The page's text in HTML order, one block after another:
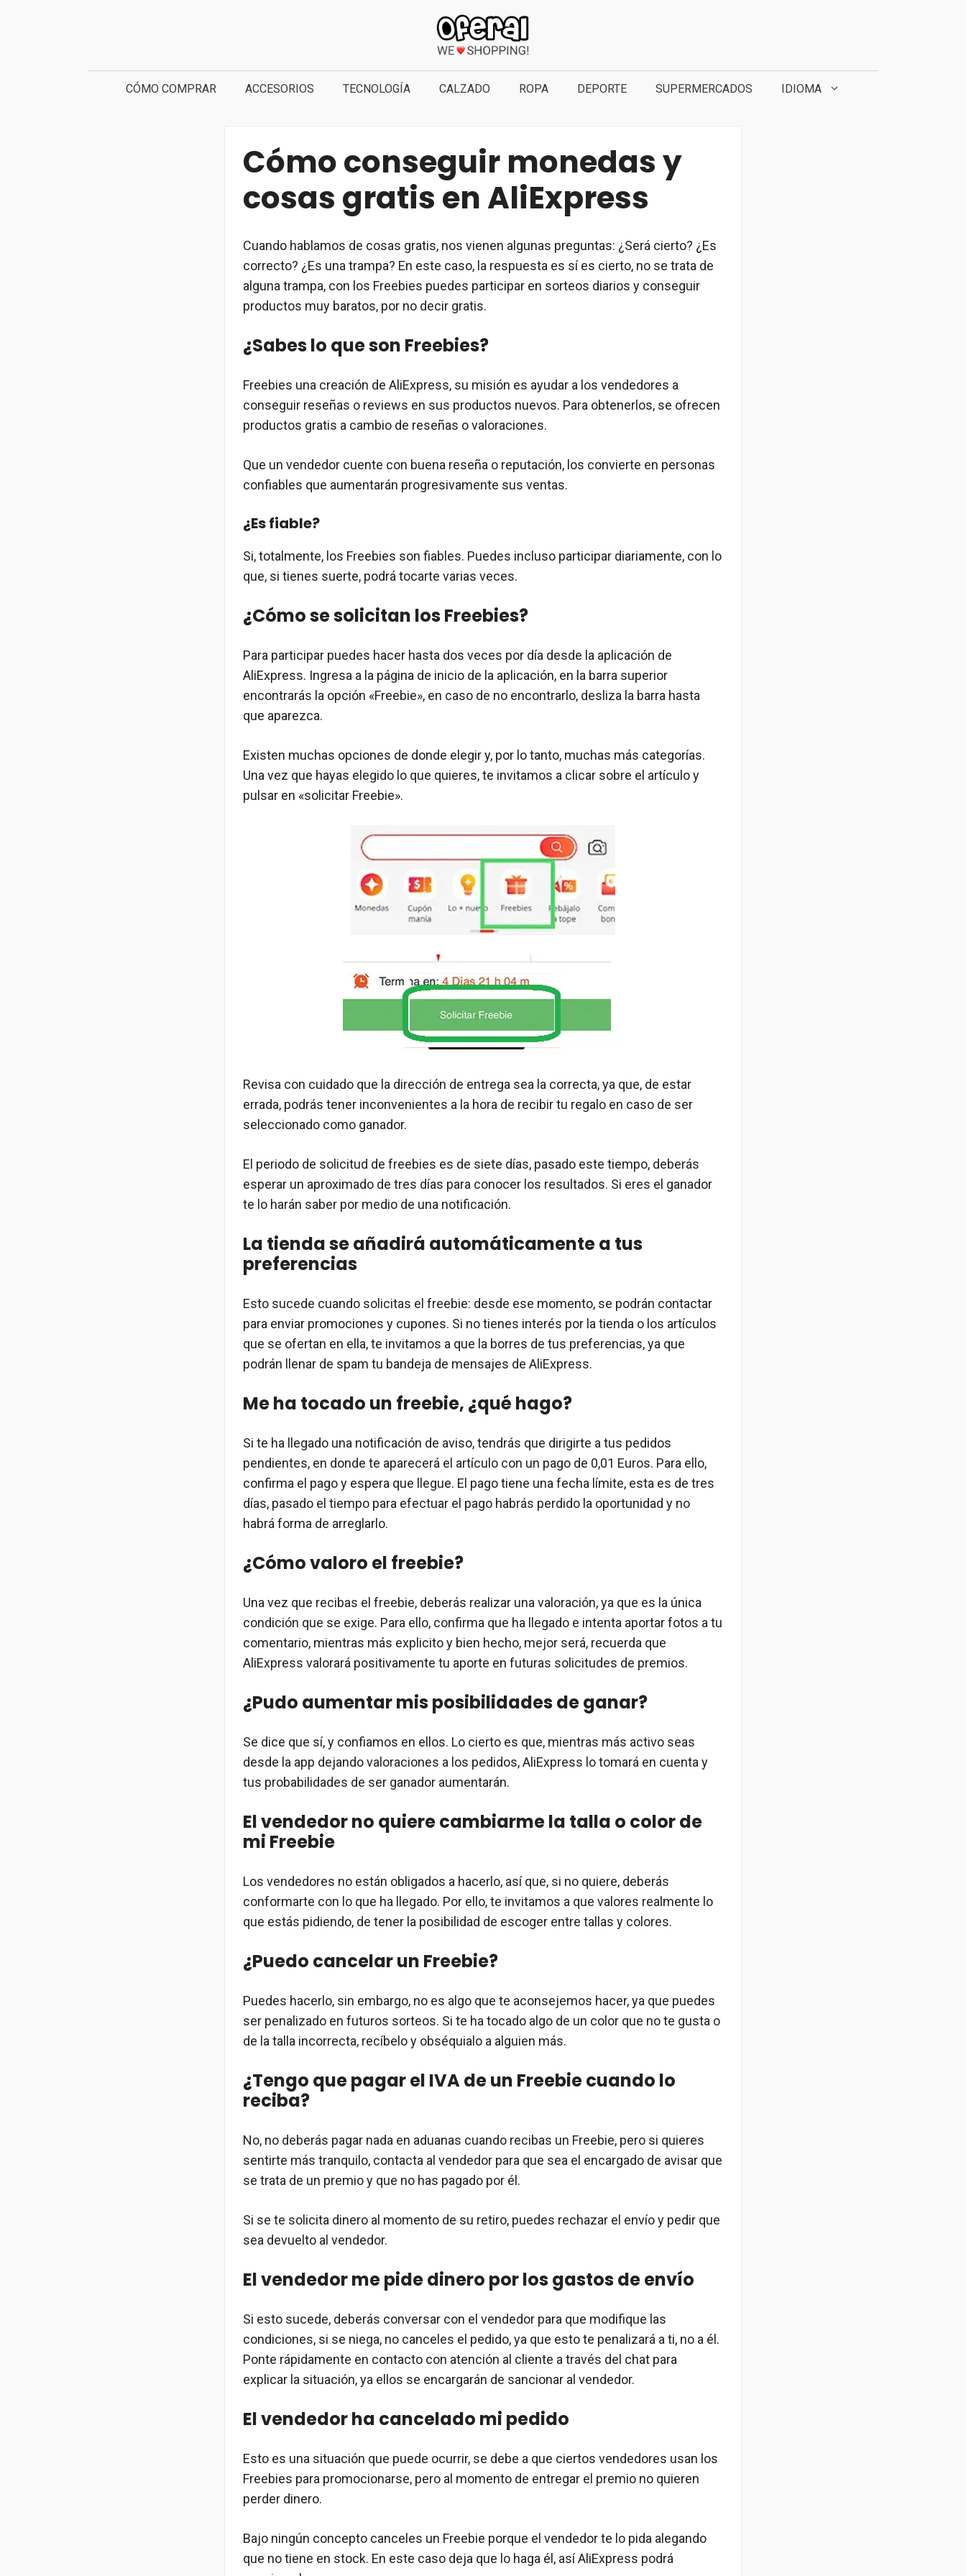
CÓMO COMPRAR ACCESORIOS TECNOLOGÍA CALZADO ROPA DEPORTE SUPERMERCADOS IDIOMA
Cómo conseguir monedas y
cosas gratis en AliExpress
Cuando hablamos de cosas gratis, nos vienen algunas preguntas: ¿Será cierto? ¿Es
correcto? ¿Es una trampa? En este caso, la respuesta es sí es cierto, no se trata de
alguna trampa, con los Freebies puedes participar en sorteos diarios y conseguir
productos muy baratos, por no decir gratis.
¿Sabes lo que son Freebies?
Freebies una creación de AliExpress, su misión es ayudar a los vendedores a
conseguir reseñas o reviews en sus productos nuevos. Para obtenerlos, se ofrecen
productos gratis a cambio de reseñas o valoraciones.
Que un vendedor cuente con buena reseña o reputación, los convierte en personas
confiables que aumentarán progresivamente sus ventas.
¿Es fiable?
Si, totalmente, los Freebies son fiables. Puedes incluso participar diariamente, con lo
que, si tienes suerte, podrá tocarte varias veces.
¿Cómo se solicitan los Freebies?
Para participar puedes hacer hasta dos veces por día desde la aplicación de
AliExpress. Ingresa a la página de inicio de la aplicación, en la barra superior
encontrarás la opción «Freebie», en caso de no encontrarlo, desliza la barra hasta
que aparezca.
Existen muchas opciones de donde elegir y, por lo tanto, muchas más categorías.
Una vez que hayas elegido lo que quieres, te invitamos a clicar sobre el artículo y
pulsar en «solicitar Freebie».
Revisa con cuidado que la dirección de entrega sea la correcta, ya que, de estar
errada, podrás tener inconvenientes a la hora de recibir tu regalo en caso de ser
seleccionado como ganador.
El periodo de solicitud de freebies es de siete días, pasado este tiempo, deberás
esperar un aproximado de tres días para conocer los resultados. Si eres el ganador
te lo harán saber por medio de una notificación.
La tienda se añadirá automáticamente a tus
preferencias
Esto sucede cuando solicitas el freebie: desde ese momento, se podrán contactar
para enviar promociones y cupones. Si no tienes interés por la tienda o los artículos
que se ofertan en ella, te invitamos a que la borres de tus preferencias, ya que
podrán llenar de spam tu bandeja de mensajes de AliExpress.
Me ha tocado un freebie, ¿qué hago?
Si te ha llegado una notificación de aviso, tendrás que dirigirte a tus pedidos
pendientes, en donde te aparecerá el artículo con un pago de 0,01 Euros. Para ello,
confirma el pago y espera que llegue. El pago tiene una fecha límite, esta es de tres
días, pasado el tiempo para efectuar el pago habrás perdido la oportunidad y no
habrá forma de arreglarlo.
¿Cómo valoro el freebie?
Una vez que recibas el freebie, deberás realizar una valoración, ya que es la única
condición que se exige. Para ello, confirma que ha llegado e intenta aportar fotos a tu
comentario, mientras más explicito y bien hecho, mejor será, recuerda que
AliExpress valorará positivamente tu aporte en futuras solicitudes de premios.
¿Pudo aumentar mis posibilidades de ganar?
Se dice que sí, y confiamos en ellos. Lo cierto es que, mientras más activo seas
desde la app dejando valoraciones a los pedidos, AliExpress lo tomará en cuenta y
tus probabilidades de ser ganador aumentarán.
El vendedor no quiere cambiarme la talla o color de
mi Freebie
Los vendedores no están obligados a hacerlo, así que, si no quiere, deberás
conformarte con lo que ha llegado. Por ello, te invitamos a que valores realmente lo
que estás pidiendo, de tener la posibilidad de escoger entre tallas y colores.
¿Puedo cancelar un Freebie?
Puedes hacerlo, sin embargo, no es algo que te aconsejemos hacer, ya que puedes
ser penalizado en futuros sorteos. Si te ha tocado algo de un color que no te gusta o
de la talla incorrecta, recíbelo y obséquialo a alguien más.
¿Tengo que pagar el IVA de un Freebie cuando lo
reciba?
No, no deberás pagar nada en aduanas cuando recibas un Freebie, pero si quieres
sentirte más tranquilo, contacta al vendedor para que sea el encargado de avisar que
se trata de un premio y que no has pagado por él.
Si se te solicita dinero al momento de su retiro, puedes rechazar el envío y pedir que
sea devuelto al vendedor.
El vendedor me pide dinero por los gastos de envío
Si esto sucede, deberás conversar con el vendedor para que modifique las
condiciones, si se niega, no canceles el pedido, ya que esto te penalizará a ti, no a él.
Ponte rápidamente en contacto con atención al cliente a través del chat para
explicar la situación, ya ellos se encargarán de sancionar al vendedor.
El vendedor ha cancelado mi pedido
Esto es una situación que puede ocurrir, se debe a que ciertos vendedores usan los
Freebies para promocionarse, pero al momento de entregar el premio no quieren
perder dinero.
Bajo ningún concepto canceles un Freebie porque el vendedor te lo pida alegando
que no tiene en stock. En este caso deja que lo haga él, así AliExpress podrá